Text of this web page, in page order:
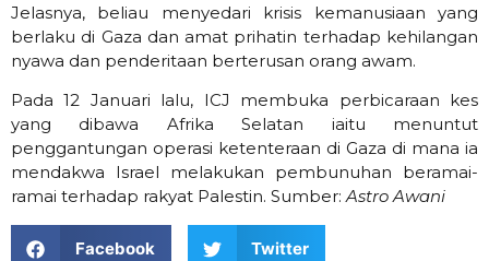
Jelasnya, beliau menyedari krisis kemanusiaan yang
berlaku di Gaza dan amat prihatin terhadap kehilangan
nyawa dan penderitaan berterusan orang awam.
Pada 12 Januari lalu, ICJ membuka perbicaraan kes
yang dibawa Afrika Selatan iaitu menuntut
penggantungan operasi ketenteraan di Gaza di mana ia
mendakwa Israel melakukan pembunuhan beramai-
ramai terhadap rakyat Palestin. Sumber:Astro Awani
Facebook Twitter